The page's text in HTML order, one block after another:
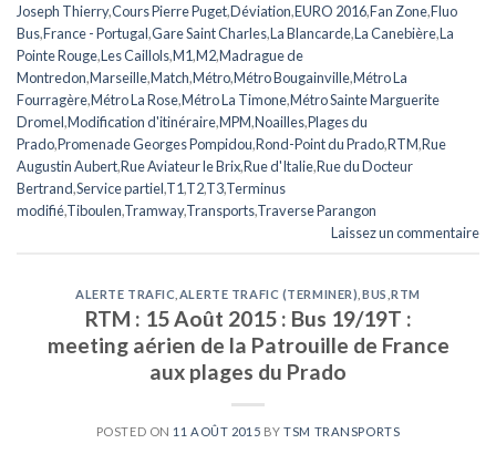
Joseph Thierry,Cours Pierre Puget,Déviation,EURO 2016,Fan Zone,Fluo
Bus,France - Portugal,Gare Saint Charles,La Blancarde,La Canebière,La
Pointe Rouge,Les Caillols,M1,M2,Madrague de
Montredon,Marseille,Match,Métro,Métro Bougainville,Métro La
Fourragère,Métro La Rose,Métro La Timone,Métro Sainte Marguerite
Dromel,Modification d'itinéraire,MPM,Noailles,Plages du
Prado,Promenade Georges Pompidou,Rond-Point du Prado,RTM,Rue
Augustin Aubert,Rue Aviateur le Brix,Rue d'Italie,Rue du Docteur
Bertrand,Service partiel,T1,T2,T3,Terminus
modifié,Tiboulen,Tramway,Transports,Traverse Parangon
Laissez un commentaire
ALERTE TRAFIC ALERTE TRAFIC (TERMINER) BUS ,RTM
RTM : 15 Août 2015 : Bus 19/19T :
meeting aérien de la Patrouille de France
aux plages du Prado
POSTED ON 11 AOÛT 2015 BYTSM TRANSPORTS